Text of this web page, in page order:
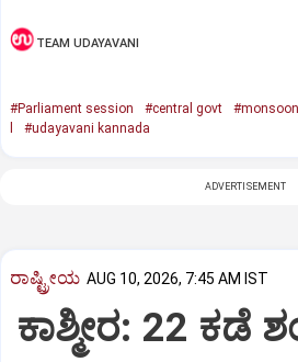
TEAM UDAYAVANI
#Parliament session #central govt #monsoon
#udayavani kannada
ADVERTISEMENT
ರಾಷ್ಟ್ರೀಯ AUG 10, 2026, 7:45 AM IST
ಕಾಶ್ಮೀರ: 22 ಕಡೆ